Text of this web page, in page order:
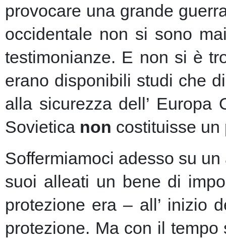
provocare una grande
occidentale non si sono
testimonianze. E non si è
erano disponibili studi che
alla sicurezza dell’
Sovietica non costituisse un
Soffermiamoci adesso su
suoi alleati un bene di
protezione era – all’ inizio
protezione. Ma con il tempo